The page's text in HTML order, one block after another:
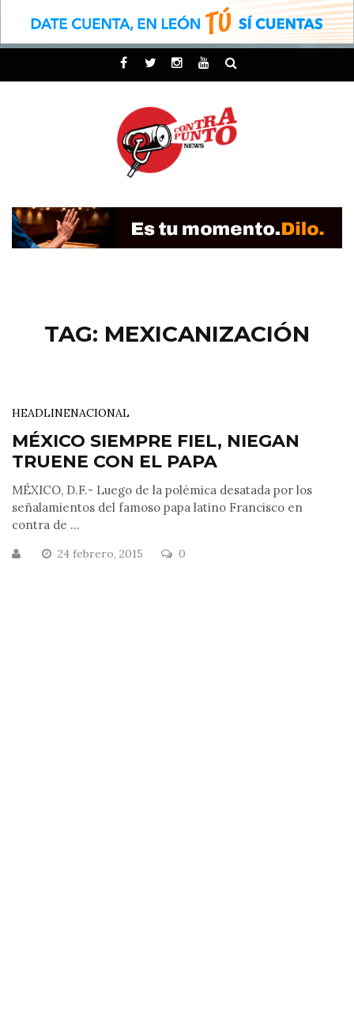
TAG: MEXICANIZACIÓN
HEADLINENACIONAL
MÉXICO SIEMPRE FIEL, NIEGAN
TRUENE CON EL PAPA
MÉXICO, D.F.- Luego de la polémica desatada por los
señalamientos del famoso papa latino Francisco en
contra de ...
24 febrero, 2015 0